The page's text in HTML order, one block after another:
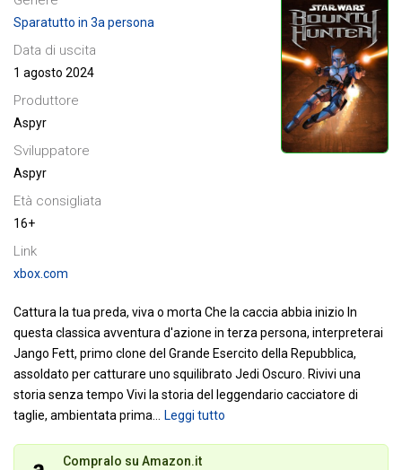
Sparatutto in 3a persona
Data di uscita
1 agosto 2024
Produttore
Aspyr
Sviluppatore
Aspyr
Età consigliata
16+
Link
xbox.com
Cattura la tua preda, viva o morta Che la caccia abbia inizio In
questa classica avventura d'azione in terza persona, interpreterai
Jango Fett, primo clone del Grande Esercito della Repubblica,
assoldato per catturare uno squilibrato Jedi Oscuro. Rivivi una
storia senza tempo Vivi la storia del leggendario cacciatore di
taglie, ambientata prima
Leggi tutto
Compralo su Amazon.it